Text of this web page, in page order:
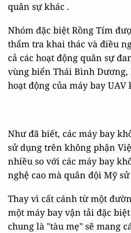
quân sự khác .
Nhóm đặc biệt Rồng Tím
thẩm tra khai thác và điều
cả các hoạt động quân sự
vùng biển Thái Bình Dương,
hoạt động của máy bay UAV
Như đã biết, các máy bay
sử dụng trên không phận
nhiều so với các máy bay
nghệ cao mà quân đội Mỹ
Thay vì cất cánh từ một
một máy bay vận tải đặc
chung là "tàu mẹ" sẽ mang